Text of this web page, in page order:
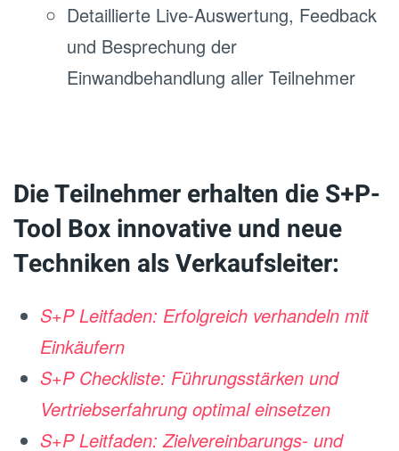
Detaillierte Live-Auswertung, Feedback
und Besprechung der
Einwandbehandlung aller Teilnehmer
Die Teilnehmer erhalten die S+P-
Tool Box innovative und neue
Techniken als Verkaufsleiter:
S+P Leitfaden: Erfolgreich verhandeln mit
Einkäufern
S+P Checkliste: Führungsstärken und
Vertriebserfahrung optimal einsetzen
S+P Leitfaden: Zielvereinbarungs- und